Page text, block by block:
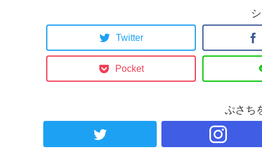
Twitter
Pocket
ぷさち